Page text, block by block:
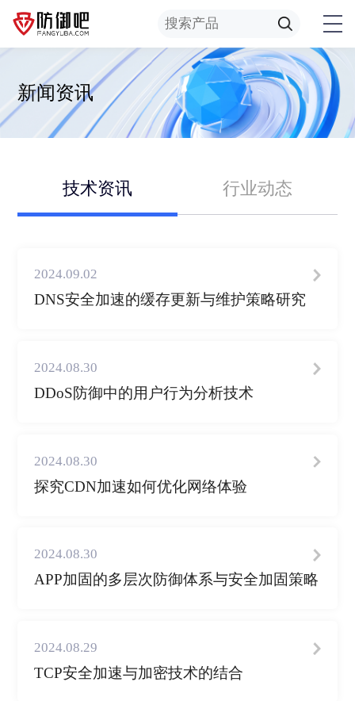
新闻资讯
技术资讯 行业动态
2024.09.02
DNS安全加速的缓存更新与维护策略研究
2024.08.30
DDoS防御中的用户行为分析技术
2024.08.30
探究CDN加速如何优化网络体验
2024.08.30
APP加固的多层次防御体系与安全加固策略
2024.08.29
TCP安全加速与加密技术的结合